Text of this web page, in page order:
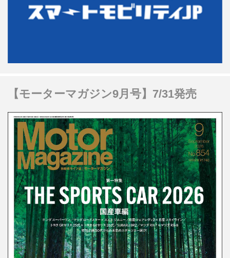
【モーターマガジン9月号】7/31発売